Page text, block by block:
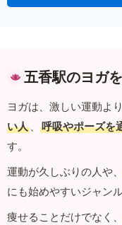
五香駅のヨガ
ヨガは、激しい運動よ
い人 、 呼吸やポーズを
す。
運動が久しぶりの人や、
にも始めやすいジャンル
痩せることだけでなく、